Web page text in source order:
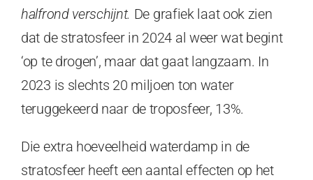
halfrond verschijnt. De grafiek laat ook zien
dat de stratosfeer in 2024 al weer wat begint
‘op te drogen’, maar dat gaat langzaam. In
2023 is slechts 20 miljoen ton water
teruggekeerd naar de troposfeer, 13%.
Die extra hoeveelheid waterdamp in de
stratosfeer heeft een aantal effecten op het